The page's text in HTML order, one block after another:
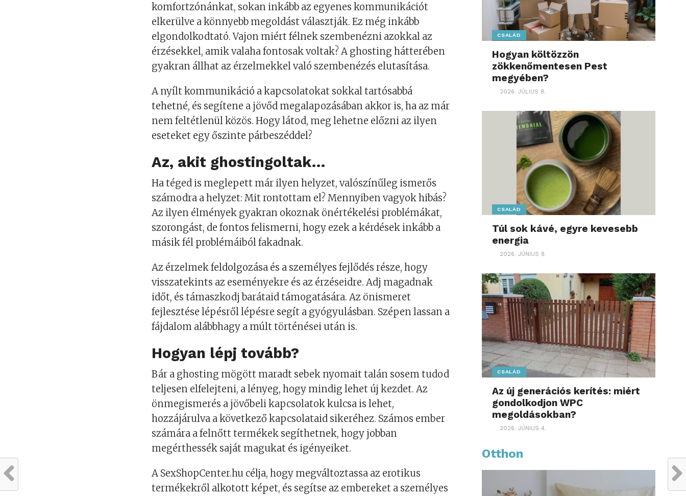
komfortzónánkat, sokan inkább az egyenes kommunikációt
elkerülve a könnyebb megoldást választják. Ez még inkább
elgondolkodtató. Vajon miért félnek szembenézni azokkal az
érzésekkel, amik valaha fontosak voltak? A ghosting hátterében
gyakran állhat az érzelmekkel való szembenézés elutasítása.
A nyílt kommunikáció a kapcsolatokat sokkal tartósabbá
tehetné, és segítene a jövőd megalapozásában akkor is, ha az már
nem feltétlenül közös. Hogy látod, meg lehetne előzni az ilyen
eseteket egy őszinte párbeszéddel?
Az, akit ghostingoltak…
Ha téged is meglepett már ilyen helyzet, valószínűleg ismerős
számodra a helyzet: Mit rontottam el? Mennyiben vagyok hibás?
Az ilyen élmények gyakran okoznak önértékelési problémákat,
szorongást, de fontos felismerni, hogy ezek a kérdések inkább a
másik fél problémáiból fakadnak.
Az érzelmek feldolgozása és a személyes fejlődés része, hogy
visszatekints az eseményekre és az érzéseidre. Adj magadnak
időt, és támaszkodj barátaid támogatására. Az önismeret
fejlesztése lépésről lépésre segít a gyógyulásban. Szépen lassan a
fájdalom alábbhagy a múlt történései után is.
Hogyan lépj tovább?
Bár a ghosting mögött maradt sebek nyomait talán sosem tudod
teljesen elfelejteni, a lényeg, hogy mindig lehet új kezdet. Az
önmegismerés a jövőbeli kapcsolatok kulcsa is lehet,
hozzájárulva a következő kapcsolataid sikeréhez. Számos ember
számára a felnőtt termékek segíthetnek, hogy jobban
megérthessék saját magukat és igényeiket.
A SexShopCenter.hu célja, hogy megváltoztassa az erotikus
termékekről alkotott képet, és segítse az embereket a személyes
CSALÁD
Hogyan költözzön
zökkenőmentesen Pest
megyében?
2026. JÚLIUS 8.
CSALÁD
Túl sok kávé, egyre kevesebb
energia
2026. JÚNIUS 8.
CSALÁD
Az új generációs kerítés: miért
gondolkodjon WPC
megoldásokban?
2026. JÚNIUS 4.
Otthon